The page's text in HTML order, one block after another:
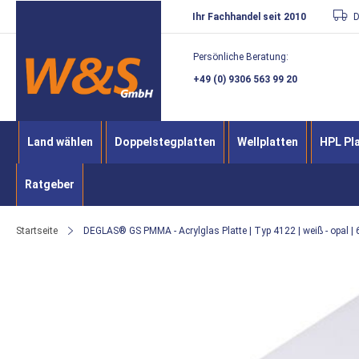
Direkt
zum
Inhalt
Ihr Fachhandel seit 2010
Persönliche Beratung:
+49 (0) 9306 563 99 20
Land wählen Doppelstegplatten Wellplatten HPL
Ratgeber
Startseite DEGLAS® GS PMMA - Acrylglas Platte | Typ 4122 | weiß - opal